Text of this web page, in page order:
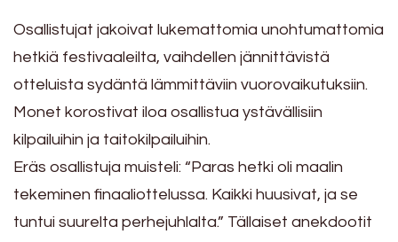
Osallistujat jakoivat lukemattomia unohtumattomia
hetkiä festivaaleilta, vaihdellen jännittävistä
otteluista sydäntä lämmittäviin vuorovaikutuksiin.
Monet korostivat iloa osallistua ystävällisiin
kilpailuihin ja taitokilpailuihin.
Eräs osallistuja muisteli: “Paras hetki oli maalin
tekeminen finaaliottelussa. Kaikki huusivat, ja se
tuntui suurelta perhejuhlalta.” Tällaiset anekdootit